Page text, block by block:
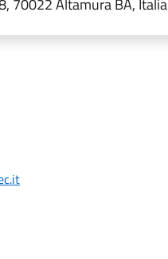
70022 Altamura BA, Italia